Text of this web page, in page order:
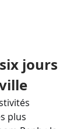
jours
plus